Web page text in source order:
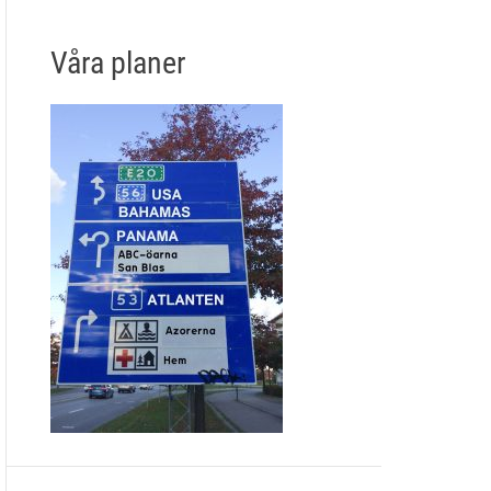
Våra planer